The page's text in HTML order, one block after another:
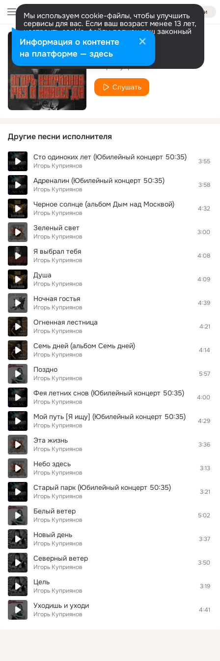
Войти
Мы используем cookie-файлы, чтобы улучшить
сервисы для вас. Если ваш возраст менее 13 лет,
настроить cookie-файлы должен ваш законный
представитель. Больше информации
Разрешить все Настроить
Все изменится
Игорь Куприянов
Слушать
Другие песни исполнителя
Сто одиноких лет (Юбилейный концерт 50:35)
Игорь Куприянов
3:55
Адреналин (Юбилейный концерт 50:35)
Игорь Куприянов
3:58
Черное солнце (альбом Дым над Москвой)
Игорь Куприянов
4:32
Зеленый свет
Игорь Куприянов
3:00
Я выбрал тебя
Игорь Куприянов
4:08
Душа
Игорь Куприянов
4:09
Ночная гостья
Игорь Куприянов
4:39
Огненная лестница
Игорь Куприянов
4:21
Семь дней (альбом Семь дней)
Игорь Куприянов
4:14
Поздно
Игорь Куприянов
5:57
Фея летних снов (Юбилейный концерт 50:35)
Игорь Куприянов
4:00
Мой путь [Я ищу] (Юбилейный концерт 50:35)
Игорь Куприянов
4:29
Эта жизнь
Игорь Куприянов
3:36
Небо здесь
Игорь Куприянов
3:13
Старый парк (Юбилейный концерт 50:35)
Игорь Куприянов
3:21
Белый ветер
Игорь Куприянов
5:02
Новый день
Игорь Куприянов
3:37
Северный ветер
Игорь Куприянов
3:50
Цель
Игорь Куприянов
3:19
Уходишь и уходи
Игорь Куприянов
4:41
Информация о контенте
на платформе — здесь